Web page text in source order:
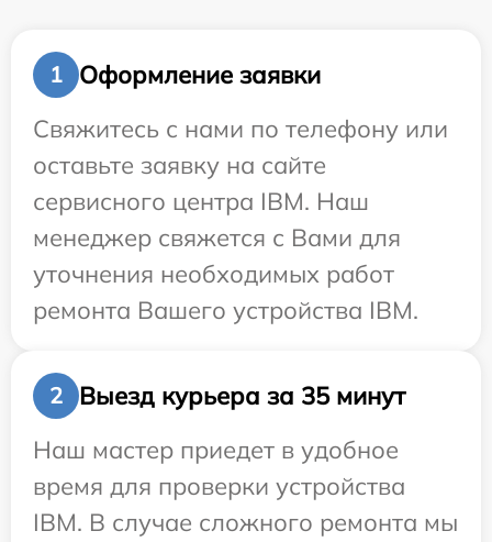
1
Оформление заявки
Свяжитесь с нами по телефону или
оставьте заявку на сайте
сервисного центра IBM. Наш
менеджер свяжется с Вами для
уточнения необходимых работ
ремонта Вашего устройства IBM.
2
Выезд курьера за 35 минут
Наш мастер приедет в удобное
время для проверки устройства
IBM. В случае сложного ремонта мы